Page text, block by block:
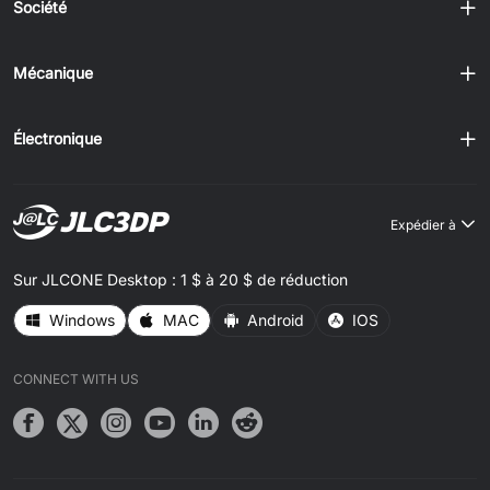
Société
Mécanique
Électronique
Expédier à
Sur JLCONE Desktop : 1 $ à 20 $ de réduction
Windows MAC Android IOS
CONNECT WITH US